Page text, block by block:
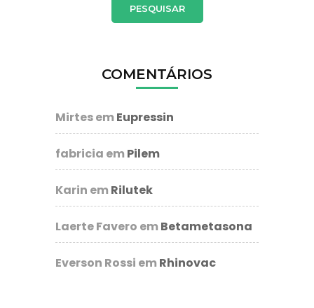
COMENTÁRIOS
Mirtesem Eupressin
fabricia em Pilem
Karin em Rilutek
Laerte Favero em Betametasona
Everson Rossi em Rhinovac